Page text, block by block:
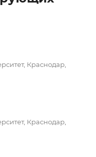
Краснодар,
Краснодар,